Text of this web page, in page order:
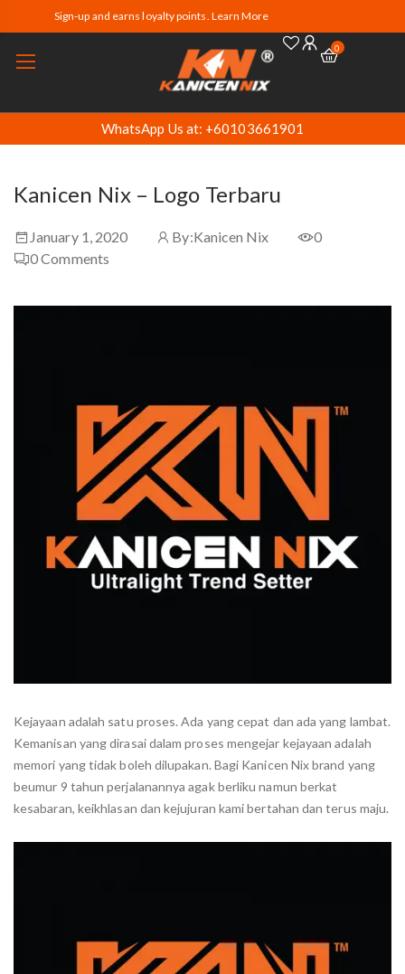
Sign-up and earns loyalty points. Learn More
0
WhatsApp Us at: +60103661901
Kanicen Nix – Logo Terbaru
January 1, 2020 By:Kanicen Nix
0
0Comments
Kejayaan adalah satu proses. Ada yang cepat dan ada yang lambat.
Kemanisan yang dirasai dalam proses mengejar kejayaan adalah
memori yang tidak boleh dilupakan. Bagi Kanicen Nix brand yang
beumur 9 tahun perjalanannya agak berliku namun berkat
kesabaran, keikhlasan dan kejujuran kami bertahan dan terus maju.